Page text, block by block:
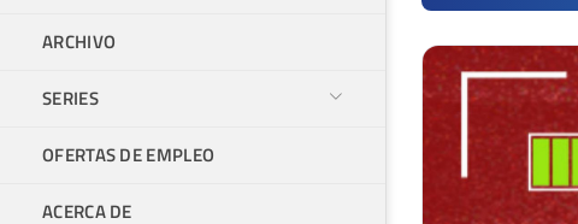
ARCHIVO
SERIES
OFERTAS DE EMPLEO
ACERCA DE